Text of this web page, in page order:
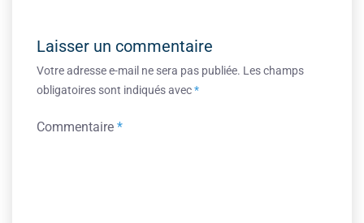
Laisser un commentaire
Votre adresse e-mail ne sera pas publiée. Les champs
obligatoires sont indiqués avec*
Commentaire *